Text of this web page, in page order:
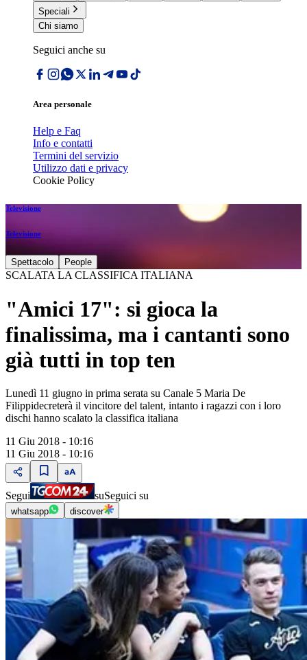
Speciali
Chi siamo
Seguici anche su
Area personale
Help e Faq
Info e contatti
Termini del servizio
Utilizzo dati e privacy
Cookie Policy
Televisione
Televisione
Spettacolo People
SCALATA LA CLASSIFICA ITALIANA
"Amici 17": si gioca la
finalissima, ma i cantanti sono
già tutti in top ten
Lunedì 11 giugno in prima serata su Canale 5 Maria De
Filippidecreterà il vincitore del talent, intanto i ragazzi con i loro
dischi hanno scalato la classifica italiana
11 Giu 2018 - 10:16
11 Giu 2018 - 10:16
Segui suSeguici su
whatsapp discover